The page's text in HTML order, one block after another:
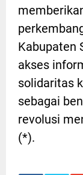
Kabupaten
akses
solidaritas
sebagai
revolusi
(*).